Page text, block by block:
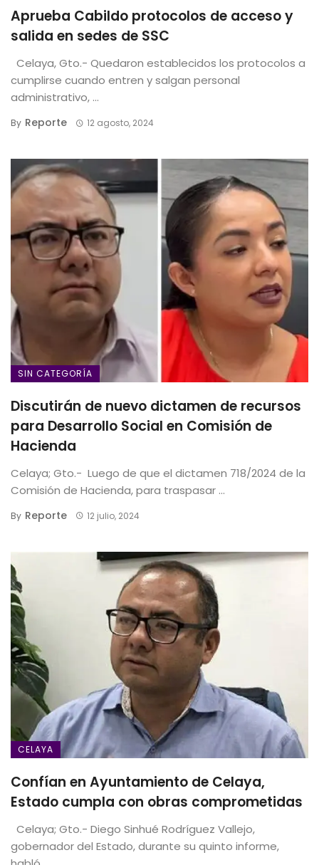
Aprueba Cabildo protocolos de acceso y
salida en sedes de SSC
Celaya, Gto.- Quedaron establecidos los protocolos a
cumplirse cuando entren y salgan personal
administrativo, ...
By Reporte 12 agosto, 2024
SIN CATEGORÍA
Discutirán de nuevo dictamen de recursos
para Desarrollo Social en Comisión de
Hacienda
Celaya; Gto.- Luego de que el dictamen 718/2024 de la
Comisión de Hacienda, para traspasar ...
By Reporte 12 julio, 2024
CELAYA
Confían en Ayuntamiento de Celaya,
Estado cumpla con obras comprometidas
Celaya; Gto.- Diego Sinhué Rodríguez Vallejo,
gobernador del Estado, durante su quinto informe,